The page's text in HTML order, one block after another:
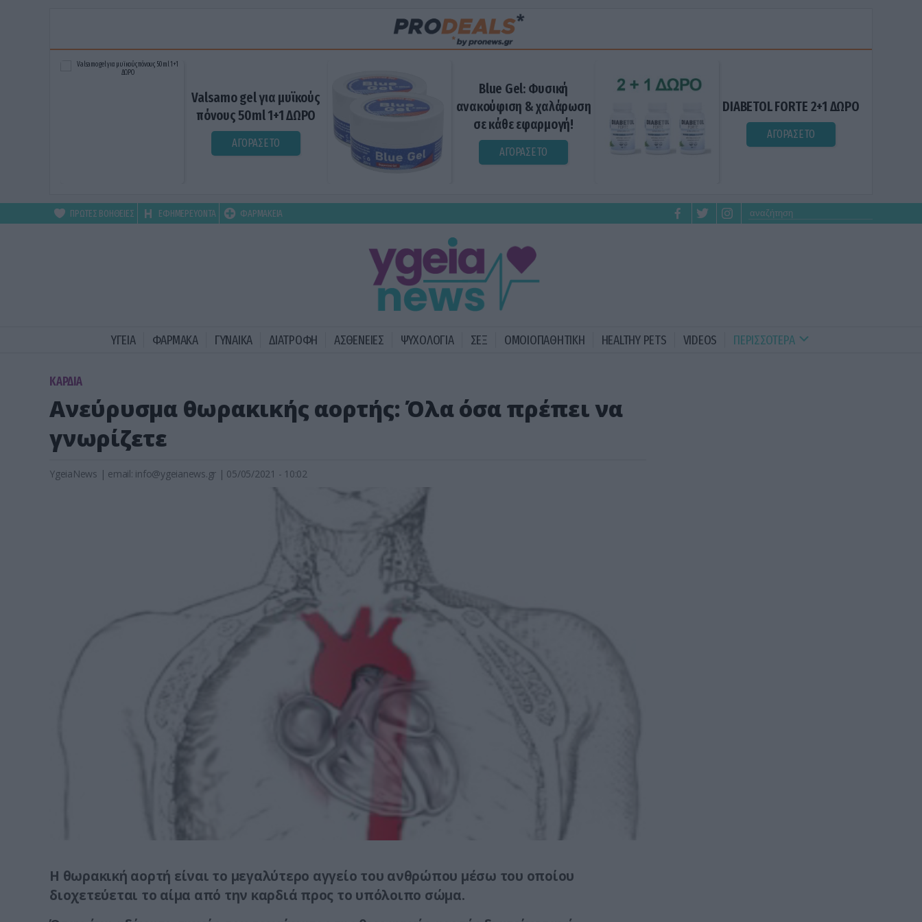
Valsamo gel για μυϊκούς
πόνους 50ml 1+1 ΔΩΡΟ
ΑΓΟΡΑΣΕ ΤΟ
Blue Gel: Φυσική
ανακούφιση & χαλάρωση
σε κάθε εφαρμογή!
ΑΓΟΡΑΣΕ ΤΟ
DIABETOL FORTE 2+1 ΔΩΡΟ
ΑΓΟΡΑΣΕ ΤΟ
ΠΡΩΤΕΣ ΒΟΗΘΕΙΕΣ ΕΦΗΜΕΡΕΥΟΝΤΑ ΦΑΡΜΑΚΕΙΑ
ΥΓΕΙΑ ΦΑΡΜΑΚΑ ΓΥΝΑΙΚΑ ΔΙΑΤΡΟΦΗ ΑΣΘΕΝΕΙΕΣ ΨΥΧΟΛΟΓΙΑ ΣΕΞ ΟΜΟΙΟΠΑΘΗΤΙΚΗ HEALTHY PETS VIDEOS ΠΕΡΙΣΣΟΤΕΡΑ
KΑΡΔΙΑ
Ανεύρυσμα θωρακικής αορτής: Όλα όσα πρέπει να
γνωρίζετε
YgeiaNews | email: info@ygeianews.gr | 05/05/2021 - 10:02
Η θωρακική αορτή είναι το μεγαλύτερο αγγείο του ανθρώπου μέσω του οποίου
διοχετεύεται το αίμα από την καρδιά προς το υπόλοιπο σώμα.